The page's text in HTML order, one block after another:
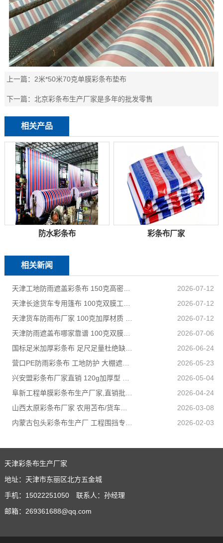
上一篇： 2米*50米70克单膜彩条布垫布
下一篇： 北京彩条布生产厂家是多年的批发零售
相关产品
防水彩条布 彩条布厂家
相关新闻
天津工地防雨遮盖彩条布 150克高密度 基建施工防尘防水
2026-07-12
2026-07-12
2026-07-12
天津防雨遮盖布哪家靠谱 100克双膜加厚款适配高栏货车长途盖货
2026-07-06
国标足米加厚彩条布 足尺足量杜绝缺尺少米
2026-06-24
营口PE防雨彩条布 工地防护 大棚遮盖 3×50米 耐寒耐用
2026-05-23
2026-05-04
2026-04-24
山西太原彩条布厂家 农用苫布/货车篷布 支持来样加工定制
2026-03-08
2026-02-03
天津彩条布生产厂家
地址：天津市东丽区北方五金城
手机：15022251050 联系人：孙经理
邮箱：269361688@qq.com